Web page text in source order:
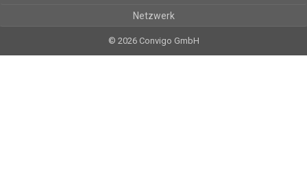
Netzwerk
© 2026 Convigo GmbH